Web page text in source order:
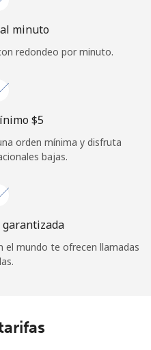
minuto
redondeo por minuto.
⁦$5⁩
orden mínima y disfruta
bajas.
garantizada
el mundo te ofrecen llamadas